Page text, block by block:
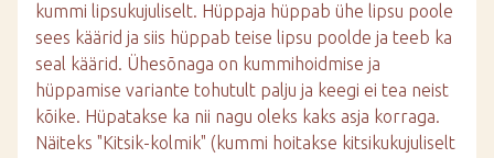
kummi lipsukujuliselt. Hüppaja hüppab ühe lipsu poole
sees käärid ja siis hüppab teise lipsu poolde ja teeb ka
seal käärid. Ühesõnaga on kummihoidmise ja
hüppamise variante tohutult palju ja keegi ei tea neist
kõike. Hüpatakse ka nii nagu oleks kaks asja korraga.
Näiteks "Kitsik-kolmik" (kummi hoitakse kitsikukujuliselt